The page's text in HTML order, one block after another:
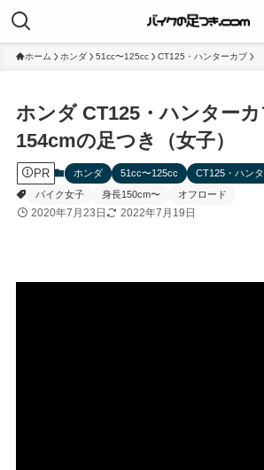
ホーム ホンダ 51cc〜125cc CT125・ハンターカブ
ホンダ CT125・ハンター
154cmの足つき（女子）
PR ホンダ 51cc〜125cc
CT125・ハン
バイク女子
身長150cm〜 オフロード
2020年7月23日 2022年7月19日